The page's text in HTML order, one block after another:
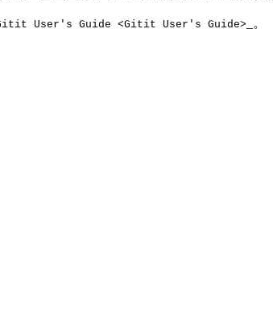
User's Guide <Gitit User's Guide> _。